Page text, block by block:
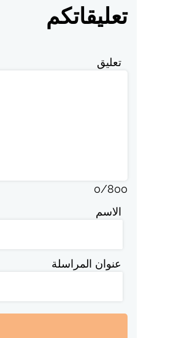
تعليقاتكم
تعليق
0/800
الاسم
عنوان المراسلة